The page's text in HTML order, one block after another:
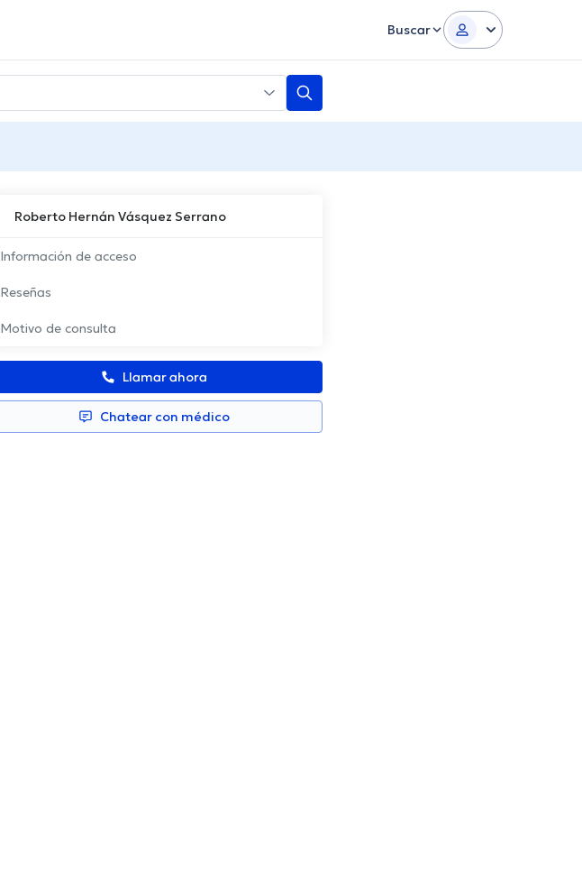
Buscar
Roberto Hernán Vásquez Serrano
Información de acceso
Reseñas
Motivo de consulta
Llamar ahora
Chatear con médico